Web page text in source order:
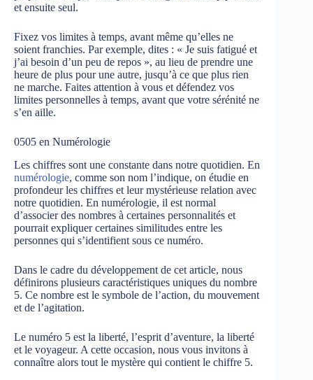
et ensuite seul.
Fixez vos limites à temps, avant même qu’elles ne
soient franchies. Par exemple, dites : « Je suis fatigué et
j’ai besoin d’un peu de repos », au lieu de prendre une
heure de plus pour une autre, jusqu’à ce que plus rien
ne marche. Faites attention à vous et défendez vos
limites personnelles à temps, avant que votre sérénité ne
s’en aille.
0505 en Numérologie
Les chiffres sont une constante dans notre quotidien. En
numérologie, comme son nom l’indique, on étudie en
profondeur les chiffres et leur mystérieuse relation avec
notre quotidien. En numérologie, il est normal
d’associer des nombres à certaines personnalités et
pourrait expliquer certaines similitudes entre les
personnes qui s’identifient sous ce numéro.
Dans le cadre du développement de cet article, nous
définirons plusieurs caractéristiques uniques du nombre
5. Ce nombre est le symbole de l’action, du mouvement
et de l’agitation.
Le numéro 5 est la liberté, l’esprit d’aventure, la liberté
et le voyageur. A cette occasion, nous vous invitons à
connaître alors tout le mystère qui contient le chiffre 5.